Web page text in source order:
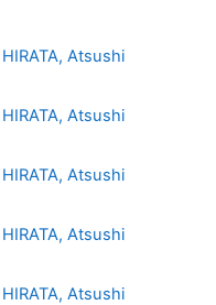
Atsushi
Atsushi
Atsushi
Atsushi
Atsushi